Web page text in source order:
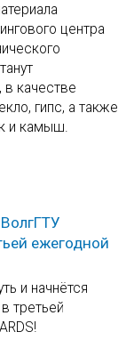
центра
в качестве
гипс, а также
и камыш.
ежегодной
и начнётся
третьей